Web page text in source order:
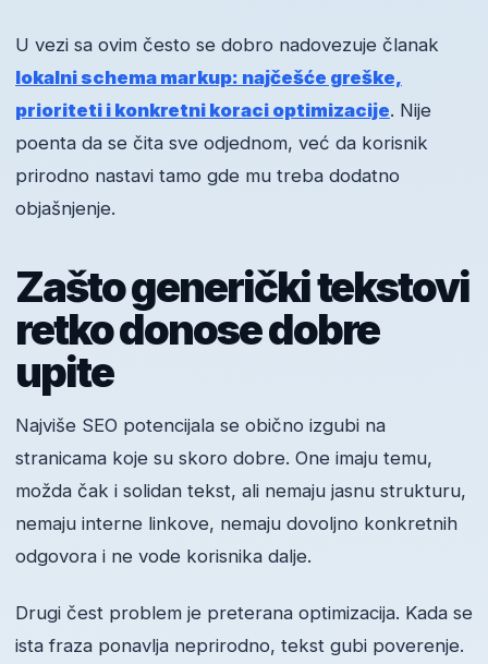
U vezi sa ovim često se dobro nadovezuje članak
lokalni schema markup: najčešće greške,
prioriteti i konkretni koraci optimizacije. Nije
poenta da se čita sve odjednom, već da korisnik
prirodno nastavi tamo gde mu treba dodatno
objašnjenje.
Zašto generički tekstovi
retko donose dobre
upite
Najviše SEO potencijala se obično izgubi na
stranicama koje su skoro dobre. One imaju temu,
možda čak i solidan tekst, ali nemaju jasnu strukturu,
nemaju interne linkove, nemaju dovoljno konkretnih
odgovora i ne vode korisnika dalje.
Drugi čest problem je preterana optimizacija. Kada se
ista fraza ponavlja neprirodno, tekst gubi poverenje.